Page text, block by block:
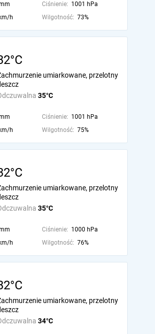
Ciśnienie: 1001 hPa
h Wilgotność: 73%
35°C
umiarkowane, przelotny
Ciśnienie: 1001 hPa
h Wilgotność: 75%
35°C
umiarkowane, przelotny
Ciśnienie: 1000 hPa
h Wilgotność: 76%
34°C
umiarkowane, przelotny